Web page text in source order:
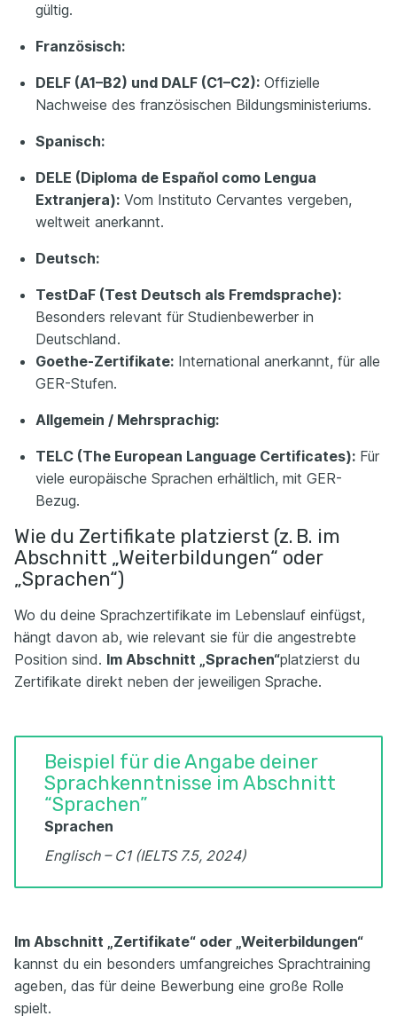
gültig.
Französisch:
DELF (A1–B2) und DALF (C1–C2): Offizielle
Nachweise des französischen Bildungsministeriums.
Spanisch:
DELE (Diploma de Español como Lengua
Extranjera): Vom Instituto Cervantes vergeben,
weltweit anerkannt.
Deutsch:
TestDaF (Test Deutsch als Fremdsprache):
Besonders relevant für Studienbewerber in
Deutschland.
Goethe-Zertifikate: International anerkannt, für alle
GER-Stufen.
Allgemein / Mehrsprachig:
TELC (The European Language Certificates): Für
viele europäische Sprachen erhältlich, mit GER-
Bezug.
Wie du Zertifikate platzierst (z. B. im
Abschnitt „Weiterbildungen“ oder
„Sprachen“)
Wo du deine Sprachzertifikate im Lebenslauf einfügst,
hängt davon ab, wie relevant sie für die angestrebte
Position sind. Im Abschnitt „Sprachen“platzierst du
Zertifikate direkt neben der jeweiligen Sprache.
Beispiel für die Angabe deiner
Sprachkenntnisse im Abschnitt
“Sprachen”
Sprachen
Englisch – C1 (IELTS 7.5, 2024)
Im Abschnitt „Zertifikate“ oder „Weiterbildungen“
kannst du ein besonders umfangreiches Sprachtraining
ageben, das für deine Bewerbung eine große Rolle
spielt.